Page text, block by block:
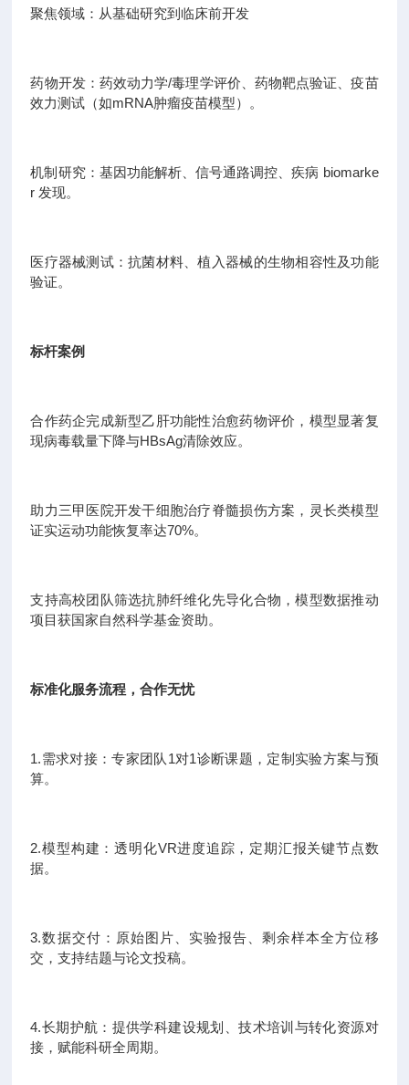
聚焦领域：从基础研究到临床前开发
药物开发：药效动力学/毒理学评价、药物靶点验证、疫苗
效力测试（如mRNA肿瘤疫苗模型）。
机制研究：基因功能解析、信号通路调控、疾病 biomarke
r 发现。
医疗器械测试：抗菌材料、植入器械的生物相容性及功能
验证。
标杆案例
合作药企完成新型乙肝功能性治愈药物评价，模型显著复
现病毒载量下降与HBsAg清除效应。
助力三甲医院开发干细胞治疗脊髓损伤方案，灵长类模型
证实运动功能恢复率达70%。
支持高校团队筛选抗肺纤维化先导化合物，模型数据推动
项目获国家自然科学基金资助。
标准化服务流程，合作无忧
1.需求对接：专家团队1对1诊断课题，定制实验方案与预
算。
2.模型构建：透明化VR进度追踪，定期汇报关键节点数
据。
3.数据交付：原始图片、实验报告、剩余样本全方位移
交，支持结题与论文投稿。
4.长期护航：提供学科建设规划、技术培训与转化资源对
接，赋能科研全周期。